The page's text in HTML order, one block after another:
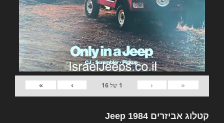
«
‹
1 של16
›
»
קטלוג אביזרים Jeep 1984